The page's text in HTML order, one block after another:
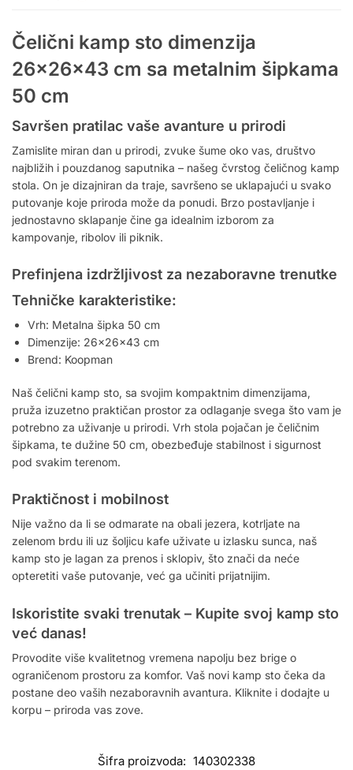
Čelični kamp sto dimenzija
26x26x43 cm sa metalnim šipkama
50 cm
Savršen pratilac vaše avanture u prirodi
Zamislite miran dan u prirodi, zvuke šume oko vas, društvo
najbližih i pouzdanog saputnika – našeg čvrstog čeličnog kamp
stola. On je dizajniran da traje, savršeno se uklapajući u svako
putovanje koje priroda može da ponudi. Brzo postavljanje i
jednostavno sklapanje čine ga idealnim izborom za
kampovanje, ribolov ili piknik.
Prefinjena izdržljivost za nezaboravne trenutke
Tehničke karakteristike:
Vrh: Metalna šipka 50 cm
Dimenzije: 26x26x43 cm
Brend: Koopman
Naš čelični kamp sto, sa svojim kompaktnim dimenzijama,
pruža izuzetno praktičan prostor za odlaganje svega što vam je
potrebno za uživanje u prirodi. Vrh stola pojačan je čeličnim
šipkama, te dužine 50 cm, obezbeđuje stabilnost i sigurnost
pod svakim terenom.
Praktičnost i mobilnost
Nije važno da li se odmarate na obali jezera, kotrljate na
zelenom brdu ili uz šoljicu kafe uživate u izlasku sunca, naš
kamp sto je lagan za prenos i sklopiv, što znači da neće
opteretiti vaše putovanje, već ga učiniti prijatnijim.
Iskoristite svaki trenutak – Kupite svoj kamp sto
već danas!
Provodite više kvalitetnog vremena napolju bez brige o
ograničenom prostoru za komfor. Vaš novi kamp sto čeka da
postane deo vaših nezaboravnih avantura. Kliknite i dodajte u
korpu – priroda vas zove.
Šifra proizvoda: 140302338